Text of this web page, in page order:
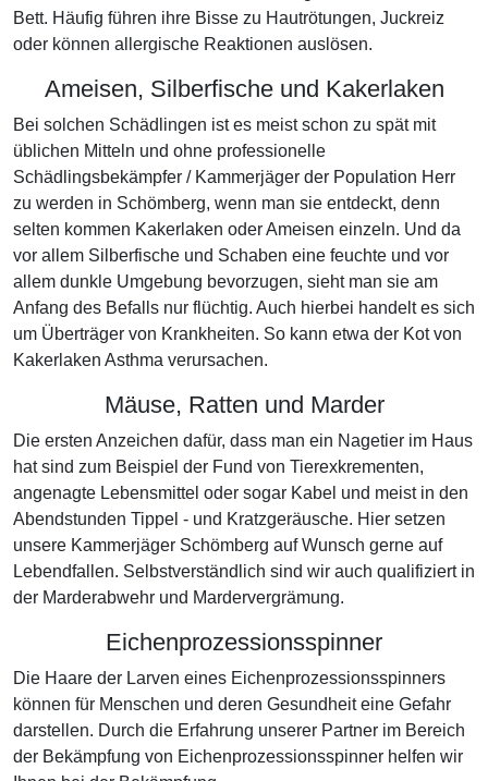
Bett. Häufig führen ihre Bisse zu Hautrötungen, Juckreiz
oder können allergische Reaktionen auslösen.
Ameisen, Silberfische und Kakerlaken
Bei solchen Schädlingen ist es meist schon zu spät mit
üblichen Mitteln und ohne professionelle
Schädlingsbekämpfer / Kammerjäger der Population Herr
zu werden in Schömberg, wenn man sie entdeckt, denn
selten kommen Kakerlaken oder Ameisen einzeln. Und da
vor allem Silberfische und Schaben eine feuchte und vor
allem dunkle Umgebung bevorzugen, sieht man sie am
Anfang des Befalls nur flüchtig. Auch hierbei handelt es sich
um Überträger von Krankheiten. So kann etwa der Kot von
Kakerlaken Asthma verursachen.
Mäuse, Ratten und Marder
Die ersten Anzeichen dafür, dass man ein Nagetier im Haus
hat sind zum Beispiel der Fund von Tierexkrementen,
angenagte Lebensmittel oder sogar Kabel und meist in den
Abendstunden Tippel - und Kratzgeräusche. Hier setzen
unsere Kammerjäger Schömberg auf Wunsch gerne auf
Lebendfallen. Selbstverständlich sind wir auch qualifiziert in
der Marderabwehr und Mardervergrämung.
Eichenprozessionsspinner
Die Haare der Larven eines Eichenprozessionsspinners
können für Menschen und deren Gesundheit eine Gefahr
darstellen. Durch die Erfahrung unserer Partner im Bereich
der Bekämpfung von Eichenprozessionsspinner helfen wir